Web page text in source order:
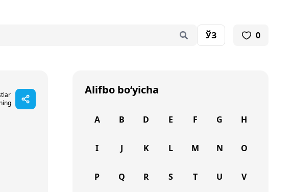
ЎЗ 0
Alifbo bo‘yicha
A B D E F G H
I J K L M N O
P Q R S T U V